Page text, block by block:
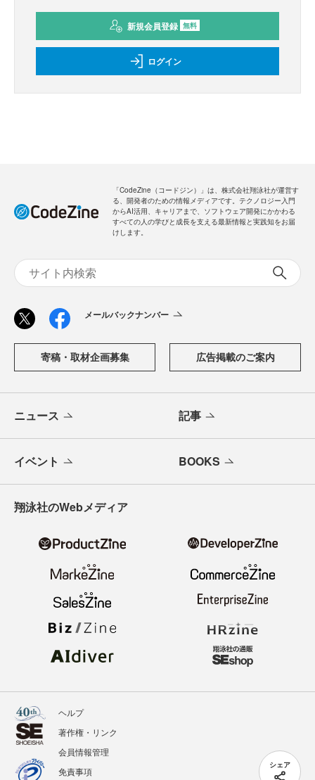
シェア
新規会員登録 無料
ログイン
「CodeZine（コードジン）」は、株式会社翔泳社が運営す
る、開発者のための情報メディアです。テクノロジー入門
からAI活用、キャリアまで、ソフトウェア開発にかかわる
すべての人の学びと成長を支える最新情報と実践知をお届
けします。
メールバックナンバー
寄稿・取材企画募集 広告掲載のご案内
ニュース 記事
イベント BOOKS
翔泳社のWebメディア
ヘルプ
著作権・リンク
会員情報管理
免責事項